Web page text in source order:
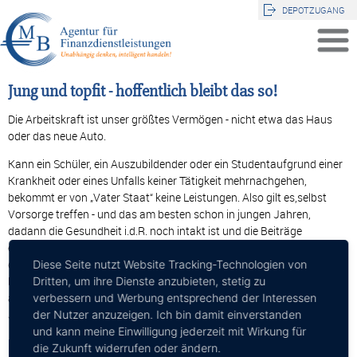
DEPOTZUGANG
Jung und topfit - hoffentlich bleibt das so!
Die Arbeitskraft ist unser größtes Vermögen - nicht etwa das Haus
oder das neue Auto.
Kann ein Schüler, ein Auszubildender oder ein Studentaufgrund einer
Krankheit oder eines Unfalls keiner Tätigkeit mehrnachgehen,
bekommt er von „Vater Staat“ keine Leistungen. Also gilt es,selbst
Vorsorge treffen - und das am besten schon in jungen Jahren,
dadann die Gesundheit i.d.R. noch intakt ist und die Beiträge
entsprechendgünstig.Gerne helfen wir bei diesem komplexen Thema
durch den “Tarifdschungel“der Berufsunfähigkeitsversicherungen und
besprechen mit Ihnen und/oder Ihrem Kind, worauf man besonders
achten sollte. Der Abschluss einerBU ist bereits ab einem Alter von 15
Jahren möglich!MB-Tipp: BU so früh wie möglich abschließen!
Diese Seite nutzt Website Tracking-Technologien von
Dritten, um ihre Dienste anzubieten, stetig zu
verbessern und Werbung entsprechend der Interessen
der Nutzer anzuzeigen. Ich bin damit einverstanden
und kann meine Einwilligung jederzeit mit Wirkung für
die Zukunft widerrufen oder ändern.